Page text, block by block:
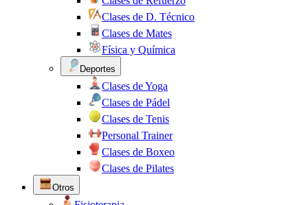
Clases de D. Técnico
Clases de Mates
Física y Química
Deportes
Clases de Yoga
Clases de Pádel
Clases de Tenis
Personal Trainer
Clases de Boxeo
Clases de Pilates
Otros